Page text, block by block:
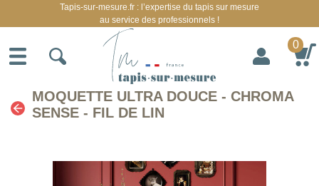
MOQUETTE ULTRA DOUCE - CHROMA
SENSE - FIL DE LIN
Tapis-sur-mesure.fr : l’expertise du tapis sur mesure
au service des professionnels !
0